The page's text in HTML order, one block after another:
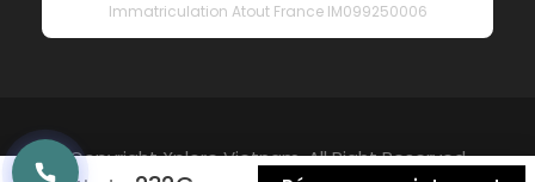
Immatriculation Atout France IM099250006
Copyright Xplore Vietnam, All Right Reserved